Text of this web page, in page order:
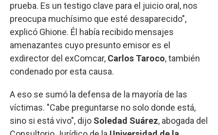
prueba. Es un testigo clave para el juicio oral, nos
preocupa muchísimo que esté desaparecido",
explicó Ghione. Él había recibido mensajes
amenazantes cuyo presunto emisor es el
exdirector del exComcar, Carlos Taroco, también
condenado por esta causa.
A eso se sumó la defensa de la mayoría de las
víctimas. "Cabe preguntarse no solo donde está,
sino si está vivo", dijo Soledad Suárez, abogada del